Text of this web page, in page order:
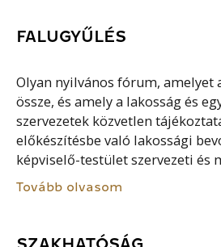
FALUGYŰLÉS
Olyan nyilvános fórum, amelyet
össze, és amely a lakosság és
szervezetek közvetlen
előkészítésbe való lakossági
képviselő-testület szervezeti és
Tovább olvasom